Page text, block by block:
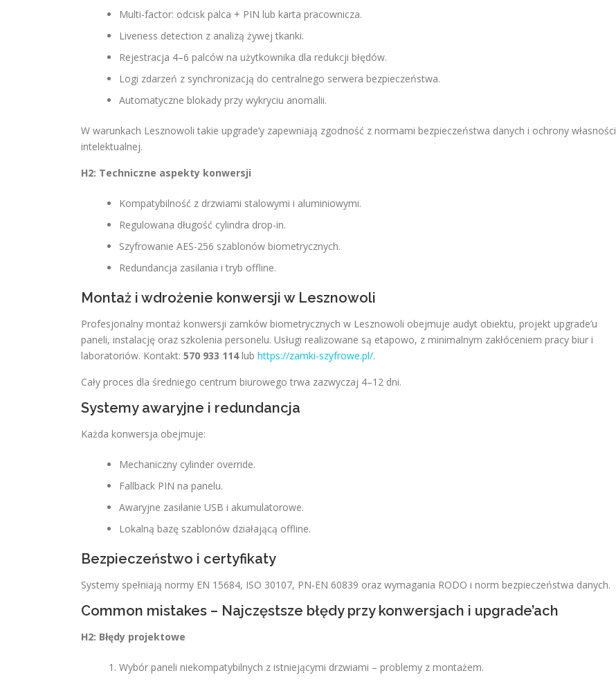
Multi-factor: odcisk palca + PIN lub karta pracownicza.
Liveness detection z analizą żywej tkanki.
Rejestracja 4–6 palców na użytkownika dla redukcji błędów.
Logi zdarzeń z synchronizacją do centralnego serwera bezpieczeństwa.
Automatyczne blokady przy wykryciu anomalii.
W warunkach Lesznowoli takie upgrade’y zapewniają zgodność z normami bezpieczeństwa danych i ochrony własności
intelektualnej.
H2: Techniczne aspekty konwersji
Kompatybilność z drzwiami stalowymi i aluminiowymi.
Regulowana długość cylindra drop-in.
Szyfrowanie AES-256 szablonów biometrycznych.
Redundancja zasilania i tryb offline.
Montaż i wdrożenie konwersji w Lesznowoli
Profesjonalny montaż konwersji zamków biometrycznych w Lesznowoli obejmuje audyt obiektu, projekt upgrade’u
paneli, instalację oraz szkolenia personelu. Usługi realizowane są etapowo, z minimalnym zakłóceniem pracy biur i
laboratoriów. Kontakt: 570 933 114lub https://zamki-szyfrowe.pl/.
Cały proces dla średniego centrum biurowego trwa zazwyczaj 4–12 dni.
Systemy awaryjne i redundancja
Każda konwersja obejmuje:
Mechaniczny cylinder override.
Fallback PIN na panelu.
Awaryjne zasilanie USB i akumulatorowe.
Lokalną bazę szablonów działającą offline.
Bezpieczeństwo i certyfikaty
Systemy spełniają normy EN 15684, ISO 30107, PN-EN 60839 oraz wymagania RODO i norm bezpieczeństwa danych.
Common mistakes – Najczęstsze błędy przy konwersjach i upgrade’ach
H2: Błędy projektowe
Wybór paneli niekompatybilnych z istniejącymi drzwiami – problemy z montażem.